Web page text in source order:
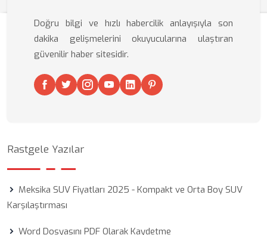
Doğru bilgi ve hızlı habercilik anlayışıyla son
dakika gelişmelerini okuyucularına ulaştıran
güvenilir haber sitesidir.
Rastgele Yazılar
Meksika SUV Fiyatları 2025 - Kompakt ve Orta Boy SUV
Karşılaştırması
Word Dosyasını PDF Olarak Kaydetme